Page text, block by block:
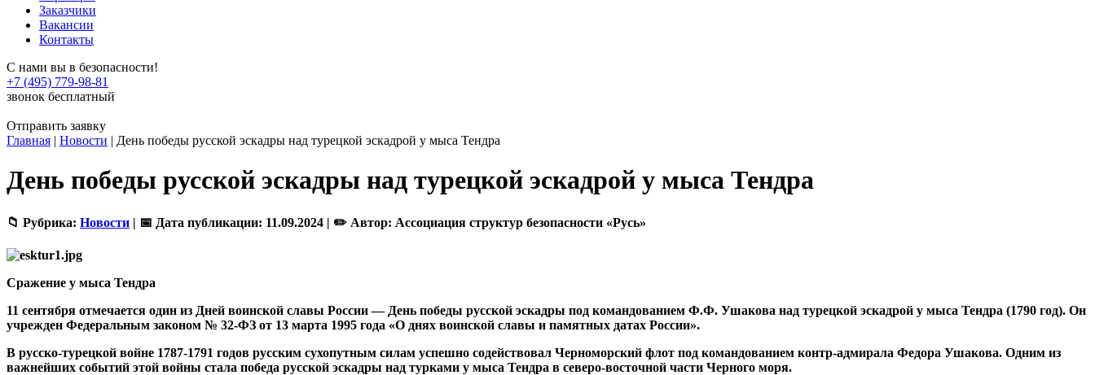
Заказчики
Вакансии
Контакты
С нами вы в безопасности!
+7 (495) 779-98-81
звонок бесплатный
Отправить заявку
Главная | Новости | День победы русской эскадры над турецкой эскадрой у мыса Тендра
День победы русской эскадры над турецкой эскадрой у мыса Тендра
📁 Рубрика: Новости | 📅 Дата публикации: 11.09.2024 | ✏️ Автор: Ассоциация структур безопасности «Русь»
Сражение у мыса Тендра
11 сентября отмечается один из Дней воинской славы России— День победы русской эскадры под командованием Ф.Ф. Ушакова над турецкой эскадрой у мыса Тендра (1790 год). Он
учрежден Федеральным законом № 32-ФЗ от 13 марта 1995 года «О днях воинской славы и памятных датах России».
В русско-турецкой войне 1787-1791 годов русским сухопутным силам успешно содействовал Черноморский флот под командованием контр-адмирала Федора Ушакова. Одним из
важнейших событий этой войны стала победа русской эскадры над турками у мыса Тендра в северо-восточной части Черного моря.